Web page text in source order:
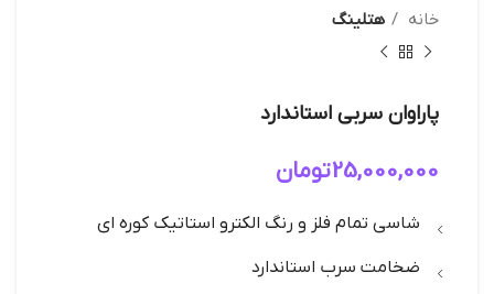
خانه هتلینگ
پاراوان سربی استاندارد
25,000,000تومان
شاسی تمام فلز و رنگ الکترو استاتیک کوره ای
ضخامت سرب استاندارد